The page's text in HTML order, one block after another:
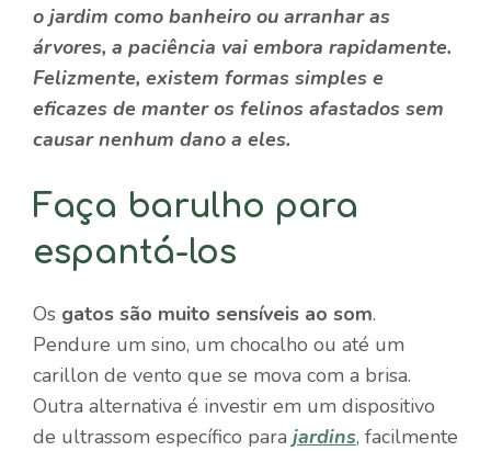
o jardim como banheiro ou arranhar as
árvores, a paciência vai embora rapidamente.
Felizmente, existem formas simples e
eficazes de manter os felinos afastados sem
causar nenhum dano a eles.
Faça barulho para
espantá-los
Os gatos são muito sensíveis ao som.
Pendure um sino, um chocalho ou até um
carillon de vento que se mova com a brisa.
Outra alternativa é investir em um dispositivo
de ultrassom específico para jardins, facilmente